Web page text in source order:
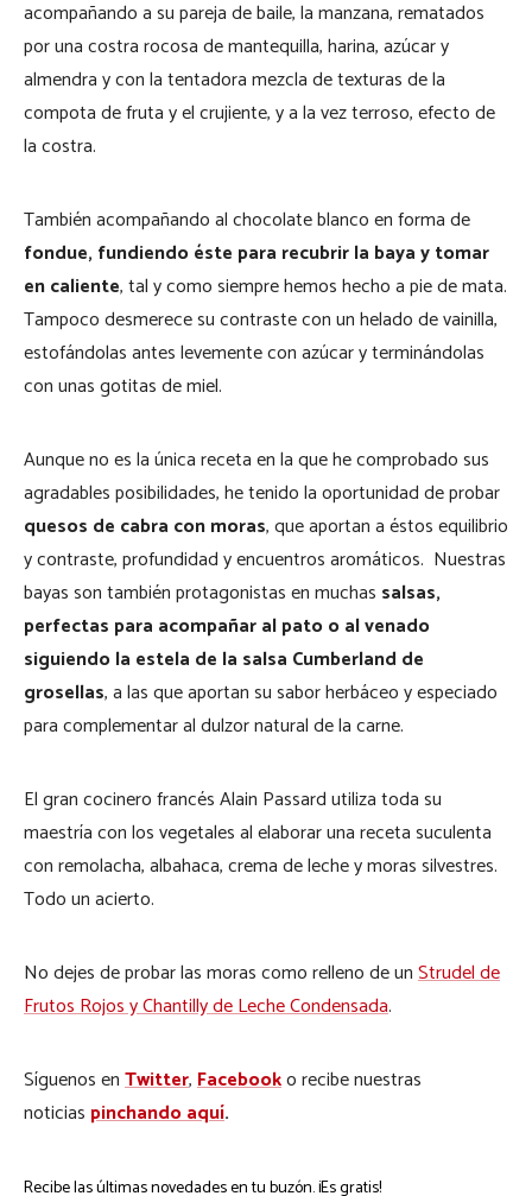
acompañando a su pareja de baile, la manzana, rematados
por una costra rocosa de mantequilla, harina, azúcar y
almendra y con la tentadora mezcla de texturas de la
compota de fruta y el crujiente, y a la vez terroso, efecto de
la costra.
También acompañando al chocolate blanco en forma de
fondue, fundiendo éste para recubrir la baya y tomar
en caliente, tal y como siempre hemos hecho a pie de mata.
Tampoco desmerece su contraste con un helado de vainilla,
estofándolas antes levemente con azúcar y terminándolas
con unas gotitas de miel.
Aunque no es la única receta en la que he comprobado sus
agradables posibilidades, he tenido la oportunidad de probar
quesos de cabra con moras, que aportan a éstos equilibrio
y contraste, profundidad y encuentros aromáticos. Nuestras
bayas son también protagonistas en muchas salsas,
perfectas para acompañar al pato o al venado
siguiendo la estela de la salsa Cumberland de
grosellas, a las que aportan su sabor herbáceo y especiado
para complementar al dulzor natural de la carne.
El gran cocinero francés Alain Passard utiliza toda su
maestría con los vegetales al elaborar una receta suculenta
con remolacha, albahaca, crema de leche y moras silvestres.
Todo un acierto.
No dejes de probar las moras como relleno de unStrudel de
Frutos Rojos y Chantilly de Leche Condensada.
Síguenos enTwitter,Facebooko recibe nuestras
noticias pinchando aquí.
Recibe las últimas novedades en tu buzón. ¡Es gratis!